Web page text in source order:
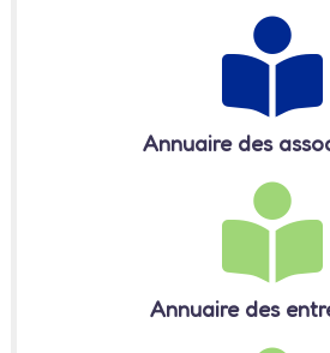
Annuaire des
Annuaire des